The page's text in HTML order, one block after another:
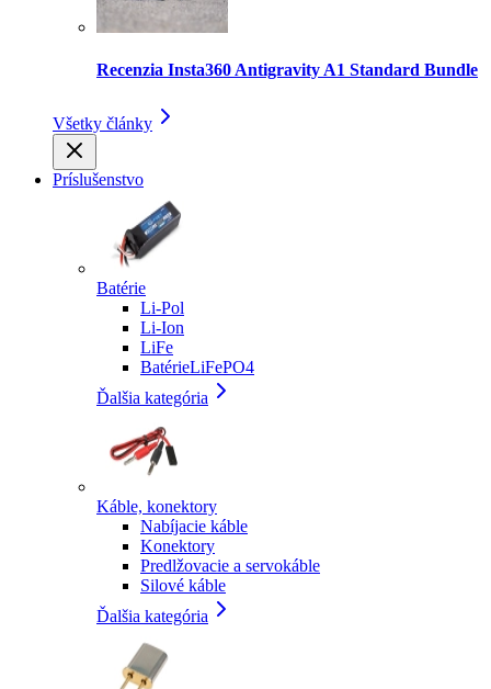
Recenzia Insta360 Antigravity A1 Standard Bundle
Všetky články
Príslušenstvo
Batérie
Li-Pol
Li-Ion
LiFe
BatérieLiFePO4
Ďalšia kategória
Káble, konektory
Nabíjacie káble
Konektory
Predlžovacie a servokáble
Silové káble
Ďalšia kategória